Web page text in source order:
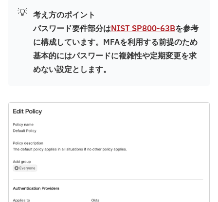
💡 考え方のポイント
パスワード要件部分はNIST SP800-63Bを参考
に構成しています。MFAを利用する前提のため
基本的にはパスワードに複雑性や定期変更を求
めない設定とします。